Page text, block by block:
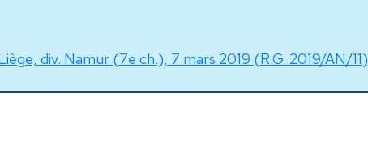
div. Namur (7e ch.), 7 mars 2019 (R.G. 2019/AN/11)